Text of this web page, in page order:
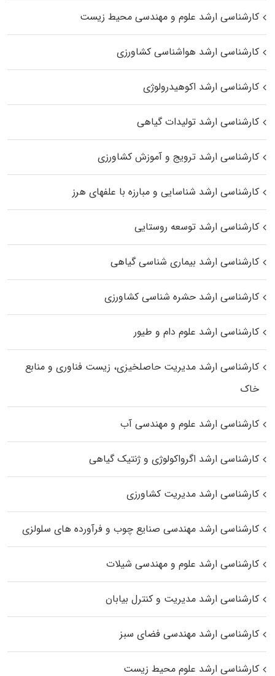
کارشناسی ارشد علوم و مهندسی محیط زیست
کارشناسی ارشد هواشناسی کشاورزی
کارشناسی ارشد اکوهیدرولوژی
کارشناسی ارشد تولیدات گیاهی
کارشناسی ارشد ترویج و آموزش کشاورزی
کارشناسی ارشد شناسایی و مبارزه با علفهای هرز
کارشناسی ارشد توسعه روستایی
کارشناسی ارشد بیماری‌ شناسی گیاهی
کارشناسی ارشد حشره‌ شناسی کشاورزی
کارشناسی ارشد علوم دام و طیور
کارشناسی ارشد مدیریت حاصلخیزی، زیست فناوری و منابع
خاک
کارشناسی ارشد علوم و مهندسی آب
کارشناسی ارشد اگرواکولوژی و ژنتیک گیاهی
کارشناسی ارشد مدیریت کشاورزی
کارشناسی ارشد مهندسی صنایع چوب و فرآورده‌ های سلولزی
کارشناسی ارشد علوم و مهندسی شیلات
کارشناسی ارشد مدیریت و کنترل بیابان
کارشناسی ارشد مهندسی فضای سبز
کارشناسی ارشد علوم محیط‌ زیست